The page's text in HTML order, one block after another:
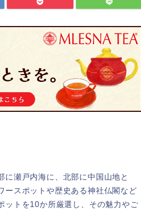
に瀬戸内海に、北部に中国山地と
ースポットや歴史ある神社仏閣など
ットを10か所厳選し、その魅力やご